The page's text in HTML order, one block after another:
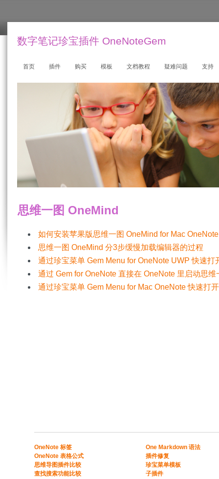
数字笔记珍宝插件 OneNoteGem
首页 插件 购买 模板 文档教程 疑难问题 支持
思维一图 OneMind
如何安装苹果版思维一图 OneMind for Mac OneNote
思维一图 OneMind 分3步缓慢加载编辑器的过程
通过珍宝菜单 Gem Menu for OneNote UWP 快速
通过 Gem for OneNote 直接在 OneNote 里启动思
通过珍宝菜单 Gem Menu for Mac OneNote 快速打
​​OneNote 标签
OneNote 表格公式​
​思维导图插件比较​
​查找搜索功能比较​
One Markdown 语法
插件修复
珍宝菜单模板
子插件